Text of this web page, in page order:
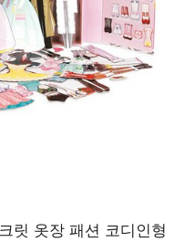
릿 옷장 패션 코디인형